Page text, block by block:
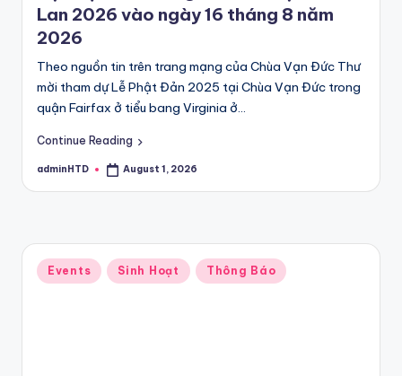
Lan 2026 vào ngày 16 tháng 8 năm
2026
Theo nguồn tin trên trang mạng của Chùa Vạn Đức Thư
mời tham dự Lễ Phật Đản 2025 tại Chùa Vạn Đức trong
quận Fairfax ở tiểu bang Virginia ở…
Continue Reading
Posted
adminHTD August 1, 2026
Posted
in
Events Sinh Hoạt Thông Báo